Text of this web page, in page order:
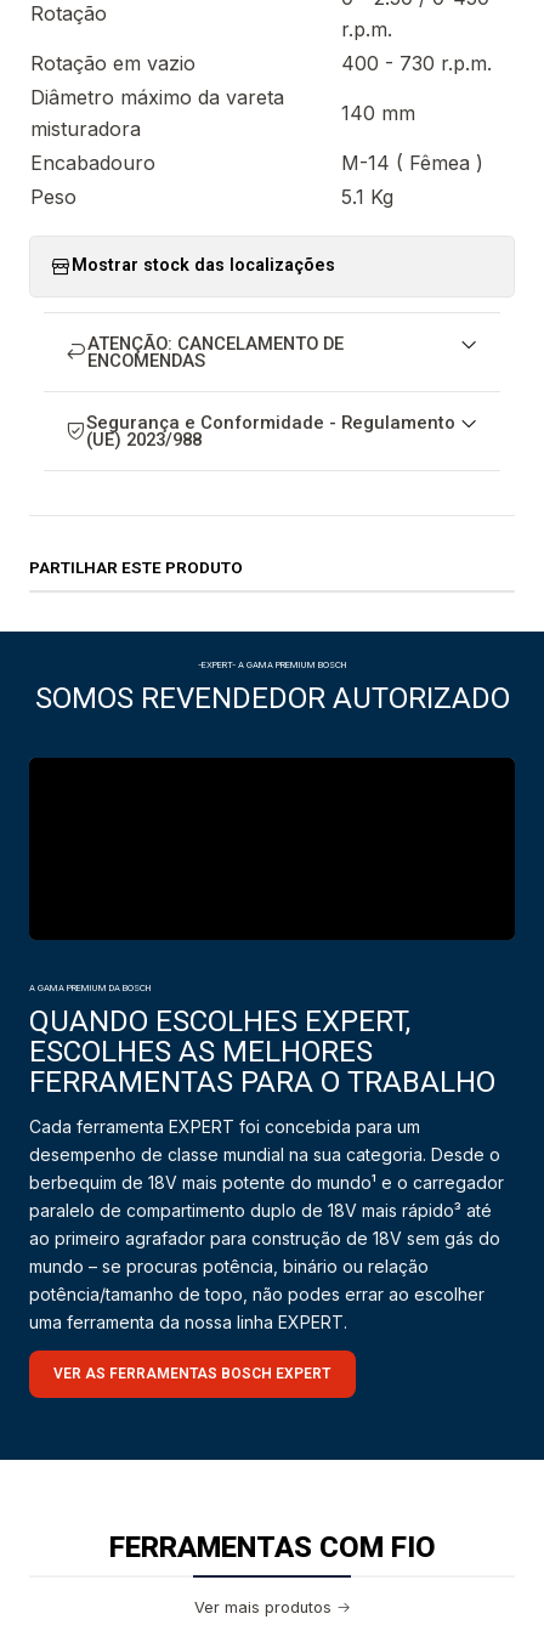
Rotação
r.p.m.
Rotação em vazio
400 - 730 r.p.m.
Diâmetro máximo da vareta
misturadora
140 mm
Encabadouro
M-14 ( Fêmea )
Peso
5.1 Kg
Mostrar stock das localizações
ATENÇÃO: CANCELAMENTO DE
ENCOMENDAS
Segurança e Conformidade - Regulamento
(UE) 2023/988
PARTILHAR ESTE PRODUTO
-EXPERT- A GAMA PREMIUM BOSCH
SOMOS REVENDEDOR AUTORIZADO
A GAMA PREMIUM DA BOSCH
QUANDO ESCOLHES EXPERT,
ESCOLHES AS MELHORES
FERRAMENTAS PARA O TRABALHO
Cada ferramenta EXPERT foi concebida para um
desempenho de classe mundial na sua categoria. Desde o
berbequim de 18V mais potente do mundo¹ e o carregador
paralelo de compartimento duplo de 18V mais rápido³ até
ao primeiro agrafador para construção de 18V sem gás do
mundo – se procuras potência, binário ou relação
potência/tamanho de topo, não podes errar ao escolher
uma ferramenta da nossa linha EXPERT.
VER AS FERRAMENTAS BOSCH EXPERT
FERRAMENTAS COM FIO
Ver mais produtos